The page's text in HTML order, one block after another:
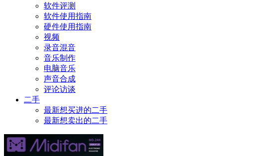
软件评测
软件使用指南
硬件使用指南
视频
录音混音
音乐制作
电脑音乐
声音合成
评论访谈
二手
最新想买进的二手
最新想卖出的二手